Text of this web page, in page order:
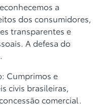
a
dos consumidores,
transparentes e
A defesa do
Cumprimos e
civis brasileiras,
comercial.